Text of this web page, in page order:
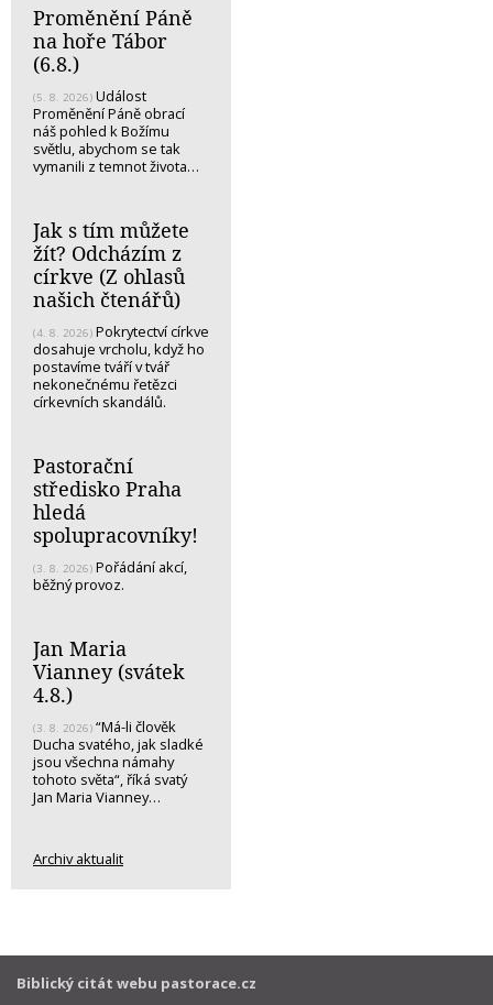
Proměnění Páně
na hoře Tábor
(6.8.)
(5. 8. 2026) Událost
Proměnění Páně obrací
náš pohled k Božímu
světlu, abychom se tak
vymanili z temnot života…
Jak s tím můžete
žít? Odcházím z
církve (Z ohlasů
našich čtenářů)
(4. 8. 2026) Pokrytectví církve
dosahuje vrcholu, když ho
postavíme tváří v tvář
nekonečnému řetězci
církevních skandálů.
Pastorační
středisko Praha
hledá
spolupracovníky!
(3. 8. 2026) Pořádání akcí,
běžný provoz.
Jan Maria
Vianney (svátek
4.8.)
(3. 8. 2026) “Má-li člověk
Ducha svatého, jak sladké
jsou všechna námahy
tohoto světa“, říká svatý
Jan Maria Vianney…
Archiv aktualit
Biblický citát webu pastorace.cz